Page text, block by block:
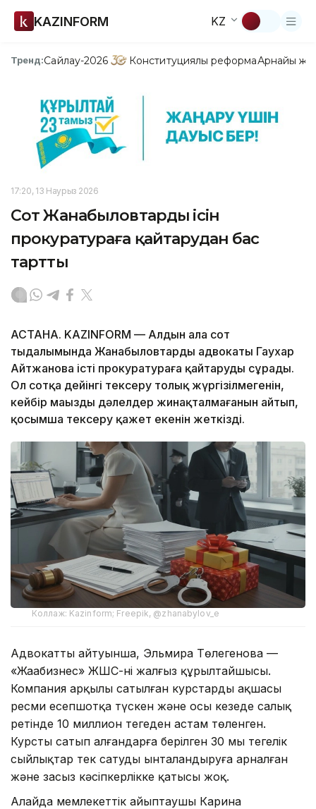
KAZINFORM KZ
Тренд:Сайлау-2026 Конституциялық реформаАрнайы
17:20, 13 Наурыз 2026
Сот Жанабыловтардың ісін
прокуратураға қайтарудан бас
тартты
АСТАНА. KAZINFORM — Алдын ала сот
тыңдалымында Жанабыловтардың адвокаты Гаухар
Айтжанова істі прокуратураға қайтаруды сұрады.
Ол сотқа дейінгі тексеру толық жүргізілмегенін,
кейбір маңызды дәлелдер жинақталмағанын айтып,
қосымша тексеру қажет екенін жеткізді.
Коллаж: Kazinform; Freepik, @zhanabylov_e
Адвокаттың айтуынша, Эльмира Төлегенова —
«Жаңабизнес» ЖШС-нің жалғыз құрылтайшысы.
Компания арқылы сатылған курстардың ақшасы
ресми есепшотқа түскен және осы кезеңде салық
ретінде 10 миллион теңгеден астам төленген.
Курсты сатып алғандарға берілген 30 мың теңгелік
сыйлықтар тек сатуды ынталандыруға арналған
және заңсыз кәсіпкерлікке қатысы жоқ.
Алайда мемлекеттік айыптаушы Карина